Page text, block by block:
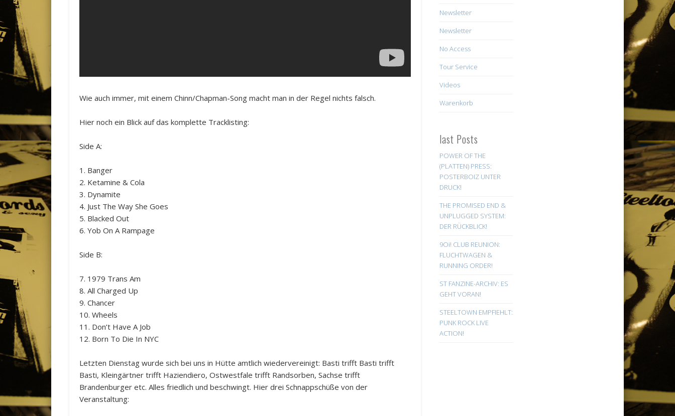
Wie auch immer, mit einem Chinn/Chapman-Song macht man in der Regel nichts falsch.
Hier noch ein Blick auf das komplette Tracklisting:
Side A:
1. Banger
2. Ketamine & Cola
3. Dynamite
4. Just The Way She Goes
5. Blacked Out
6. Yob On A Rampage
Side B:
7. 1979 Trans Am
8. All Charged Up
9. Chancer
10. Wheels
11. Don’t Have A Job
12. Born To Die In NYC
Letzten Dienstag wurde sich bei uns in Hütte amtlich wiedervereinigt: Basti trifft Basti trifft
Basti, Kleingärtner trifft Haziendiero, Ostwestfale trifft Randsorben, Sachse trifft
Brandenburger etc. Alles friedlich und beschwingt. Hier drei Schnappschüße von der
Veranstaltung:
Newsletter
Newsletter
No Access
Tour Service
Videos
Warenkorb
last Posts
POWER OF THE
(PLATTEN) PRESS:
POSTERBOIZ UNTER
DRUCK!
THE PROMISED END &
UNPLUGGED SYSTEM:
DER RÜCKBLICK!
9Oi! CLUB REUNION:
FLUCHTWAGEN &
RUNNING ORDER!
ST FANZINE-ARCHIV: ES
GEHT VORAN!
STEELTOWN EMPFIEHLT:
PUNK ROCK LIVE
ACTION!